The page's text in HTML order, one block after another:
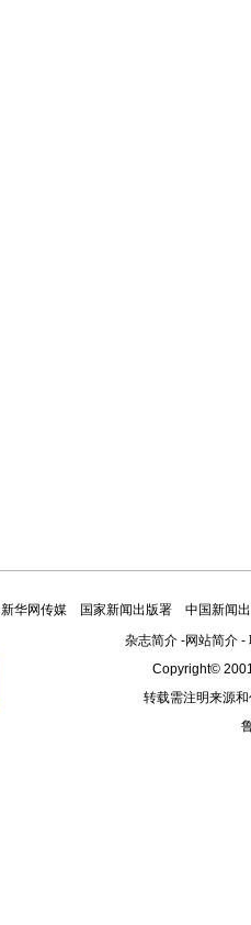
新华网传媒 国家新闻出版署
中国新闻
杂志简介-网站简介-
Copyright©
转载需注明来源